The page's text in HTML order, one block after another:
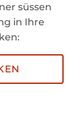
süssen
in Ihre